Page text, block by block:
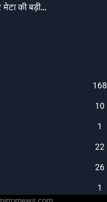
की बड़ी…
10
1
22
26
1